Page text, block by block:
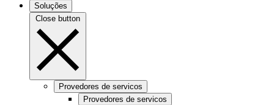
Soluções
Close button
Provedores de servicos
Provedores de servicos